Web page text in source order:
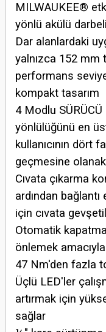
MILWAUKEE®
yönlü akülü
Dar alanlardaki
yalnızca 152 mm
performans
kompakt tasarım
4 Modlu
yönlülüğünü en
kullanıcının dört
geçmesine
Cıvata çıkarma
ardından
için cıvata
Otomatik kapatma
önlemek
47 Nm'den fazla
Üçlü LED'ler
artırmak için
sağlar